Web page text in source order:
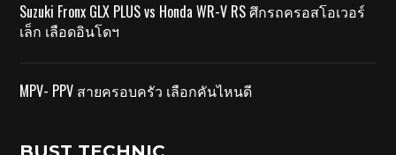
Suzuki Fronx GLX PLUS vs Honda WR-V RS ศึกรถครอสโอเวอร์
เล็ก เลือดอินโดฯ
MPV- PPV สายครอบครัว เลือกคันไหนดี